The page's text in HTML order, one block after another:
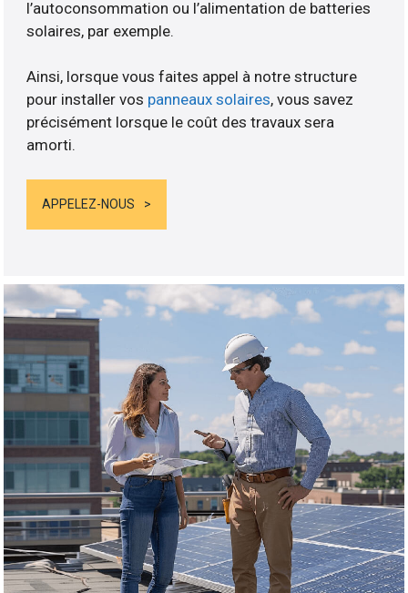
l’autoconsommation ou l’alimentation de batteries
solaires, par exemple.
Ainsi, lorsque vous faites appel à notre structure
pour installer vos panneaux solaires, vous savez
précisément lorsque le coût des travaux sera
amorti.
APPELEZ-NOUS